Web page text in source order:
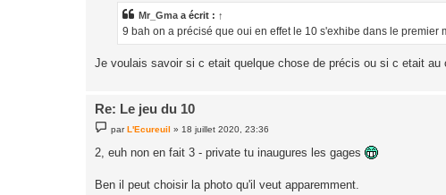
Mr_Gma a écrit : ↑
9 bah on a précisé que oui en effet le 10 s'exhibe dans le premier
Je voulais savoir si c etait quelque chose de précis ou si c etait au
Re: Le jeu du 10
e
s
e
par L'Ecureuil »18 juillet 2020, 23:36
2, euh non en fait 3 - private tu inaugures les gages
Ben il peut choisir la photo qu'il veut apparemment.